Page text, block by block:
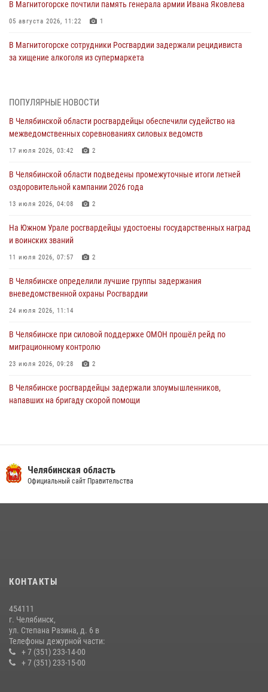
В Магнитогорске почтили память генерала армии Ивана Яковлева
05 августа 2026, 11:22 1
В Магнитогорске сотрудники Росгвардии задержали рецидивиста
за хищение алкоголя из супермаркета
На Южном Урале спецназ Росгвардии провел военно-полевые
Росгвардейцы задержали трёх магазинных воров в Челябинске
На Южном Урале сотрудники Росгвардии задержали
подозреваемого в совершении убийства
В Челябинской области росгвардейцами по горячим следам
задержан подозреваемый в грабеже
ПОПУЛЯРНЫЕ НОВОСТИ
В Челябинской области росгвардейцы обеспечили судейство на
межведомственных соревнованиях силовых ведомств
17 июля 2026, 03:42 2
В Челябинской области подведены промежуточные итоги летней
оздоровительной кампании 2026 года
13 июля 2026, 04:08 2
На Южном Урале росгвардейцы удостоены государственных наград
и воинских званий
11 июля 2026, 07:57 2
В Челябинске определили лучшие группы задержания
вневедомственной охраны Росгвардии
24 июля 2026, 11:14
В Челябинске при силовой поддержке ОМОН прошёл рейд по
миграционному контролю
23 июля 2026, 09:28 2
В Челябинске росгвардейцы задержали злоумышленников,
напавших на бригаду скорой помощи
13 июля 2026, 03:02 5
28 июля 2026, 10:38
Челябинская область
Официальный сайт Правительства
КОНТАКТЫ
454111
г. Челябинск,
ул. Степана Разина, д. 6 в
Телефоны дежурной части:
+ 7 (351) 233-14-00
+ 7 (351) 233-15-00